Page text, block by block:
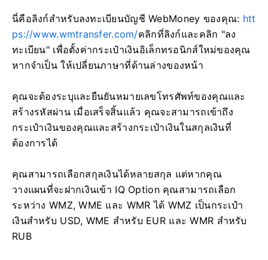
นี่คือลิงก์สำหรับลงทะเบียนบัญชี WebMoney ของคุณ: htt
ps://www.wmtransfer.com/คลิกที่ลิงก์และคลิก "ลง
ทะเบียน" เพื่อตั้งค่ากระเป๋าเงินอิเล็กทรอนิกส์ใหม่ของคุณ
หากจำเป็น ให้เปลี่ยนภาษาที่ด้านล่างของหน้า
คุณจะต้องระบุและยืนยันหมายเลขโทรศัพท์ของคุณและ
สร้างรหัสผ่าน เมื่อเสร็จสิ้นแล้ว คุณจะสามารถเข้าถึง
กระเป๋าเงินของคุณและสร้างกระเป๋าเงินในสกุลเงินที่
ต้องการได้
คุณสามารถเลือกสกุลเงินได้หลายสกุล แต่หากคุณ
วางแผนที่จะฝากเงินเข้า IQ Option คุณสามารถเลือก
ระหว่าง WMZ, WME และ WMR ได้ WMZ เป็นกระเป๋า
เงินสำหรับ USD, WME สำหรับ EUR และ WMR สำหรับ
RUB